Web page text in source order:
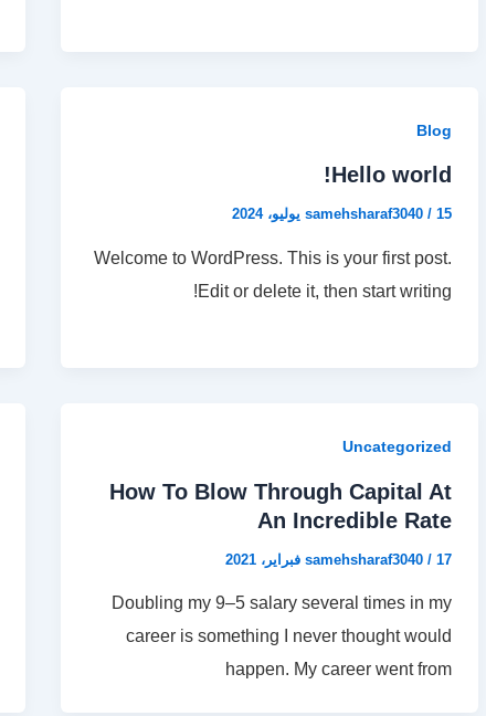
Blog
Hello world!
samehsharaf3040/15 يوليو، 2024
Welcome to WordPress. This is your first post.
Edit or delete it, then start writing!
Uncategorized
How To Blow Through Capital At
An Incredible Rate
samehsharaf3040/17 فبراير، 2021
Doubling my 9–5 salary several times in my
career is something I never thought would
happen. My career went from